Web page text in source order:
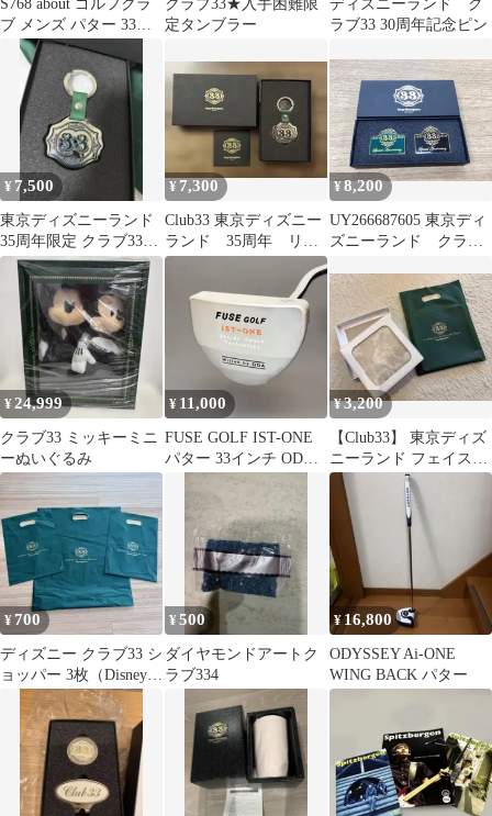
S768 about ゴルフクラ
ブ メンズ パター 33イ
ンチ CNC 赤ヘッド
クラブ33★入手困難限
定タンブラー
ディズニーランド ク
ラブ33 30周年記念ピン
¥ 7,500
東京ディズニーランド
35周年限定 クラブ33キ
ーホルダー リング
¥ 7,300
Club33 東京ディズニー
ランド 35周年 リン
グキーホルダー
¥8,200
UY266687605 東京ディ
ズニーランド クラブ
ジ
¥24,999
クラブ33 ミッキーミニ
ーぬいぐるみ
¥ 11,000
FUSE GOLF IST-ONE
パター 33インチ ODA
削り出し 地クラブ
¥3,200
【Club33】 東京ディズ
ニーランド フェイスタ
オル
¥700
ディズニー クラブ33 シ
ョッパー 3枚（Disney
会員制レストラン）
¥500
ダイヤモンドアートク
ラブ334
¥16,800
ODYSSEY Ai-ONE
WING BACK パター